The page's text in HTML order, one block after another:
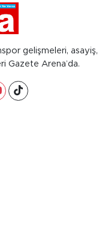
gelişmeleri, asayiş,
Gazete Arena’da.